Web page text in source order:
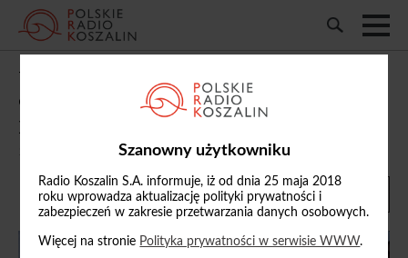
Szanowny użytkowniku
Radio Koszalin S.A. informuje, iż od dnia 25 maja 2018
roku wprowadza aktualizację polityki prywatności i
zabezpieczeń w zakresie przetwarzania danych osobowych.
Więcej na stronie Polityka prywatności w serwisie WWW.
W Szczecinku zniknęła flaga i uszkodzono
element masztu. Sprawą zajmuje się
policja